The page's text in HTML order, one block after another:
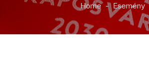
Home - Esemény